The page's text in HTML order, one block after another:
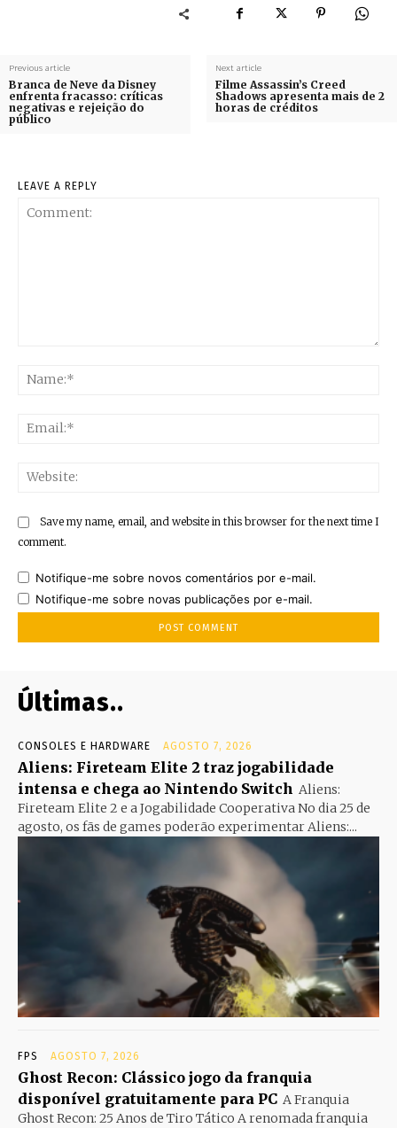
Previous article
Branca de Neve da Disney
enfrenta fracasso: críticas
negativas e rejeição do
público
Next article
Filme Assassin’s Creed
Shadows apresenta mais de 2
horas de créditos
LEAVE A REPLY
Save my name, email, and website in this browser for the next time I
comment.
Notifique-me sobre novos comentários por e-mail.
Notifique-me sobre novas publicações por e-mail.
Últimas..
CONSOLES E HARDWARE AGOSTO 7, 2026
Aliens: Fireteam Elite 2 traz jogabilidade
intensa e chega ao Nintendo Switch Aliens:
Fireteam Elite 2 e a Jogabilidade Cooperativa No dia 25 de
agosto, os fãs de games poderão experimentar Aliens:...
FPS AGOSTO 7, 2026
Ghost Recon: Clássico jogo da franquia
disponível gratuitamente para PC A Franquia
Ghost Recon: 25 Anos de Tiro Tático A renomada franquia